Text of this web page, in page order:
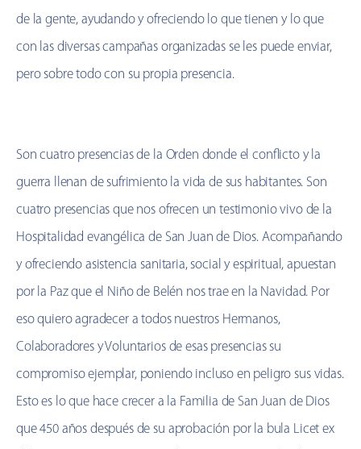
de la gente, ayudando y ofreciendo lo que tienen y lo que
con las diversas campañas organizadas se les puede enviar,
pero sobre todo con su propia presencia.
Son cuatro presencias de la Orden donde el conflicto y la
guerra llenan de sufrimiento la vida de sus habitantes. Son
cuatro presencias que nos ofrecen un testimonio vivo de la
Hospitalidad evangélica de San Juan de Dios. Acompañando
y ofreciendo asistencia sanitaria, social y espiritual, apuestan
por la Paz que el Niño de Belén nos trae en la Navidad. Por
eso quiero agradecer a todos nuestros Hermanos,
Colaboradores y Voluntarios de esas presencias su
compromiso ejemplar, poniendo incluso en peligro sus vidas.
Esto es lo que hace crecer a la Familia de San Juan de Dios
que 450 años después de su aprobación por la bula Licet ex